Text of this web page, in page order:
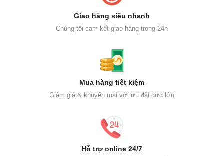
Giao hàng siêu nhanh
Chúng tôi cam kết giao hàng trong 24h
Mua hàng tiết kiệm
Giảm giá & khuyến mại với ưu đãi cực lớn
Hỗ trợ online 24/7